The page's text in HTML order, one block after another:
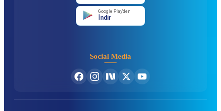
Google Play'den
İndir
Social Media